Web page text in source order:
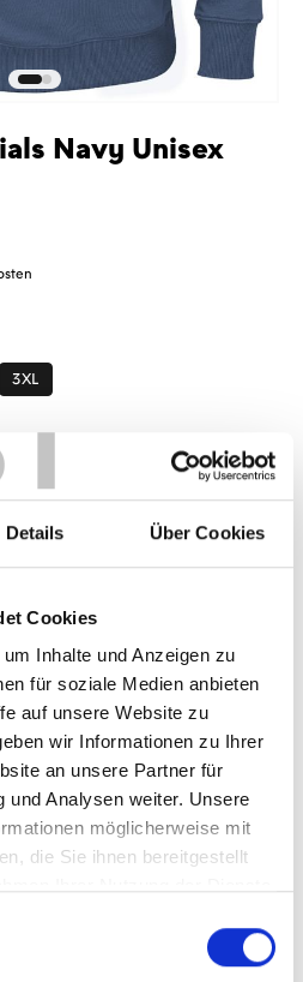
Details Über Cookies
Cookies
Inhalte und Anzeigen zu
für soziale Medien anbieten
auf unsere Website zu
wir Informationen zu Ihrer
an unsere Partner für
und Analysen weiter. Unsere
möglicherweise mit
die Sie ihnen bereitgestellt
Navy Unisex
3XL
den gewünschten
1-3 Tage
PRODUKTE